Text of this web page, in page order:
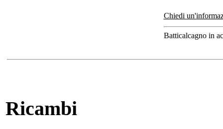
Chiedi
Batticalcagno in
Ricambi